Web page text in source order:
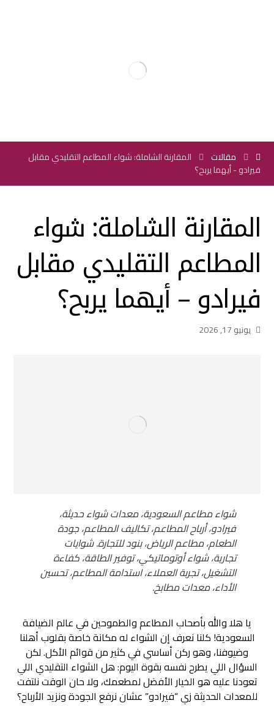
مقالات
المقارنة الشاملة: شواء المطاعم التقليدي مقابل
فيرادو - أيهما يربح؟
المقارنة الشاملة: شواء
المطاعم التقليدي مقابل
فيرادو – أيهما يربح؟
يونيو 17, 2026
شواء مطاعم السعودية، معدات شواء حديثة،
فيرادو، أرباح المطاعم، تكاليف المطاعم، جودة
الطعام، مطاعم الرياض، بنود للتجارة. شوايات
تجارية، شواء أوتوماتيكي، توفير الطاقة، كفاءة
التشغيل، تجربة العملاء، استدامة المطاعم، تحسين
الأداء، معدات مطابخ.
يا هلا والله بأصحاب المطاعم والطموحين في عالم الضيافة
السعودية! كلنا نعرف إن الشواء له مكانة خاصة بقلوب أهلنا
وضيوفنا، وهو ركن أساسي في كثير من قوائم الأكل. لكن
السؤال اللي يطرح نفسه بقوة اليوم: هل الشواء التقليدي اللي
تعودنا عليه هو الخيار الأفضل لمطعمك، ولا حان الوقت نلتفت
للمعدات الحديثة زي “فيرادو” عشان نرفع الجودة ونزيد الأرباح؟